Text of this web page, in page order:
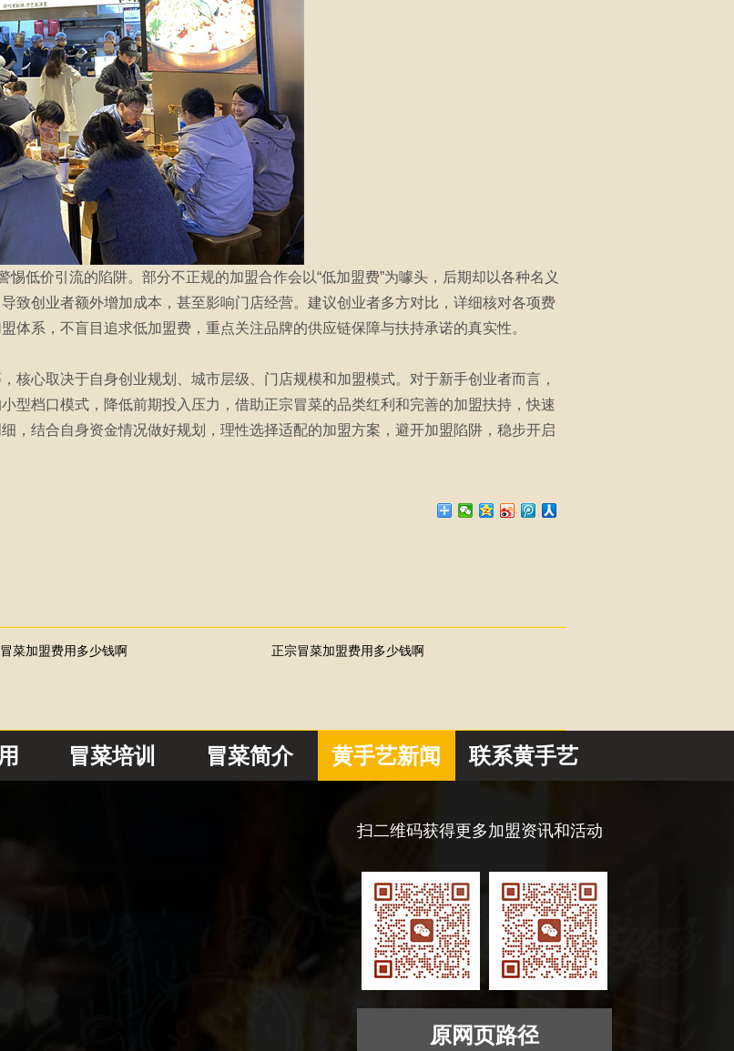
惕低价引流的陷阱。部分不正规的加盟合作会以“低加盟费”为噱头，后期却以各种名义
致创业者额外增加成本，甚至影响门店经营。建议创业者多方对比，详细核对各项费
体系，不盲目追求低加盟费，重点关注品牌的供应链保障与扶持承诺的真实性。
核心取决于自身创业规划、城市层级、门店规模和加盟模式。对于新手创业者而言，
型档口模式，降低前期投入压力，借助正宗冒菜的品类红利和完善的加盟扶持，快速
，结合自身资金情况做好规划，理性选择适配的加盟方案，避开加盟陷阱，稳步开启
菜加盟费用多少钱啊 正宗冒菜加盟费用多少钱啊
冒菜培训 冒菜简介 黄手艺新闻 联系黄手艺
扫二维码获得更多加盟资讯和活动
原网页路径